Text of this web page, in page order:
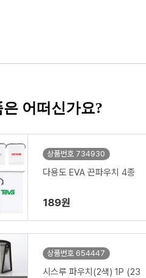
어떠신가요?
상품번호 734930
다용도 EVA 끈파우치 4종
189원
상품번호 654447
시스루 파우치(2색) 1P (23